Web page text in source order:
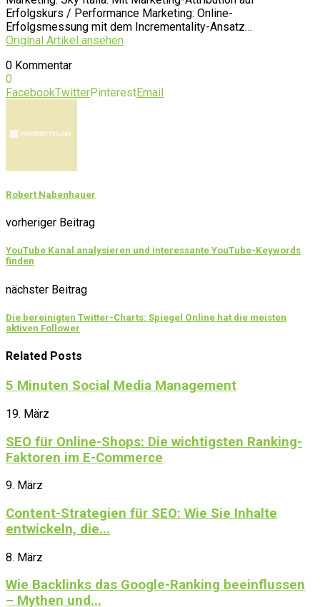
Erfolgskurs / Performance Marketing: Online-
Erfolgsmessung mit dem Incrementality-Ansatz…
Original Artikel ansehen
0 Kommentar
0
FacebookTwitterPinterestEmail
Robert Nabenhauer
vorheriger Beitrag
YouTube Kanal analysieren und interessante YouTube-Keywords
finden
nächster Beitrag
Die bereinigten Twitter-Charts: Spiegel Online hat die meisten
aktiven Follower
Related Posts
5 Minuten Social Media Management
19. März
SEO für Online-Shops: Die wichtigsten Ranking-
Faktoren im E-Commerce
9. März
Content-Strategien für SEO: Wie Sie Inhalte
entwickeln, die...
8. März
Wie Backlinks das Google-Ranking beeinflussen
– Mythen und...